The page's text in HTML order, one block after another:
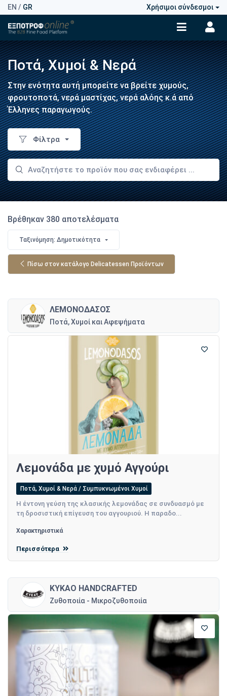
EN / GR Χρήσιμοι σύνδεσμοι
Ποτά, Χυμοί & Νερά
Στην ενότητα αυτή μπορείτε να βρείτε χυμούς,
φρουτοποτά, νερά μαστίχας, νερά αλόης κ.ά από
Έλληνες παραγωγούς.
Φίλτρα
Βρέθηκαν 380 αποτελέσματα
Ταξινόμηση: Δημοτικότητα
Πίσω στον κατάλογο Delicatessen Προϊόντων
ΛΕΜΟΝΟΔΑΣΟΣ
Ποτά, Χυμοί και Αφεψήματα
Λεμονάδα με χυμό Αγγούρι
Ποτά, Χυμοί & Νερά / Συμπυκνωμένοι Χυμοί
Η έντονη γεύση της κλασικής λεμονάδας σε συνδυασμό με
τη δροσιστική επίγευση του αγγουριού. Η παραδο...
Χαρακτηριστικά
Περισσότερα
KYKAO HANDCRAFTED
Ζυθοποιία - Μικροζυθοποιία